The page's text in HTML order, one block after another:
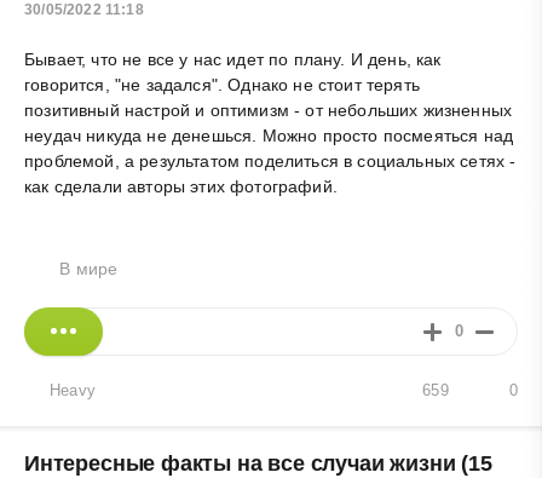
30/05/2022 11:18
Бывает, что не все у нас идет по плану. И день, как
говорится, "не задался". Однако не стоит терять
позитивный настрой и оптимизм - от небольших жизненных
неудач никуда не денешься. Можно просто посмеяться над
проблемой, а результатом поделиться в социальных сетях -
как сделали авторы этих фотографий.
В мире
0
Heavy 0
659
Интересные факты на все случаи жизни (15